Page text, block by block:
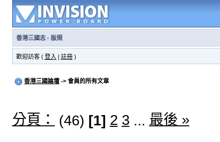
香港三國志· 版規
歡迎訪客 ( 登入 註冊)
香港三國論壇-> 會員的所有文章
分頁： (46) [1] 2 3 ... 最後 »